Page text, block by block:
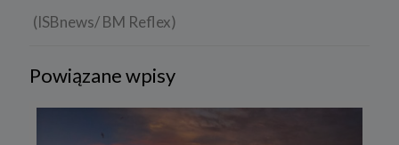
(ISBnews/ BM Reflex)
Powiązane wpisy